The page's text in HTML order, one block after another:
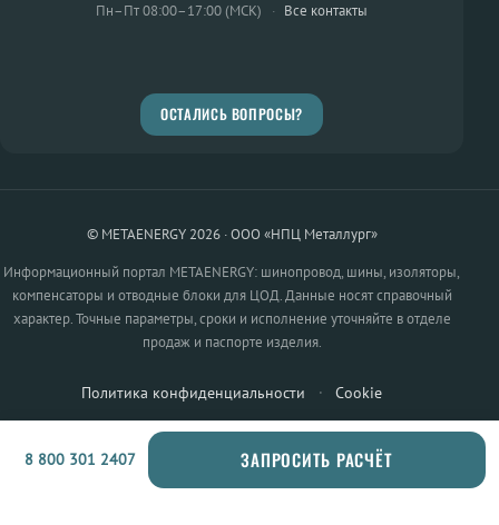
Пн–Пт 08:00–17:00 (МСК) · Все контакты
ОСТАЛИСЬ ВОПРОСЫ?
© METAENERGY 2026 · ООО «НПЦ Металлург»
Информационный портал METAENERGY: шинопровод, шины, изоляторы,
компенсаторы и отводные блоки для ЦОД. Данные носят справочный
характер. Точные параметры, сроки и исполнение уточняйте в отделе
продаж и паспорте изделия.
Политика конфиденциальности · Cookie
8 800 301 2407 ЗАПРОСИТЬ РАСЧЁТ